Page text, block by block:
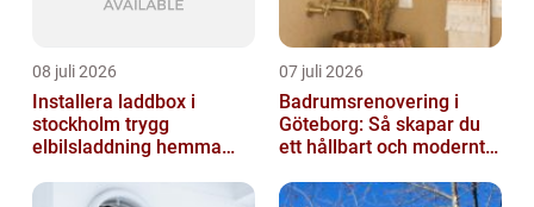
08 juli 2026
Installera laddbox i
stockholm trygg
elbilsladdning hemma
07 juli 2026
Badrumsrenovering i
Göteborg: Så skapar du
ett hållbart och modernt